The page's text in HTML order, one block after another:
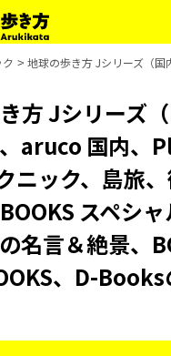
地球の歩き方 Jシリーズ（
方 Jシリーズ
aruco 国内、
ニック、島旅
スペシ
名言＆絶景、
、D-